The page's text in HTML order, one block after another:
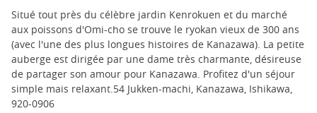
Situé tout près du célèbre jardin Kenrokuen et du marché
aux poissons d'Omi-cho se trouve le ryokan vieux de 300 ans
(avec l'une des plus longues histoires de Kanazawa). La petite
auberge est dirigée par une dame très charmante, désireuse
de partager son amour pour Kanazawa. Profitez d'un séjour
simple mais relaxant.54 Jukken-machi, Kanazawa, Ishikawa,
920-0906